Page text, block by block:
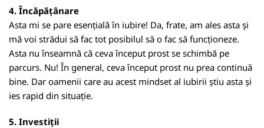
4. Încăpățânare
Asta mi se pare esențială în iubire! Da, frate, am ales asta și
mă voi strădui să fac tot posibilul să o fac să funcționeze.
Asta nu înseamnă că ceva început prost se schimbă pe
parcurs. Nu! În general, ceva început prost nu prea continuă
bine. Dar oamenii care au acest mindset al iubirii știu asta și
ies rapid din situație.
5. Investiții